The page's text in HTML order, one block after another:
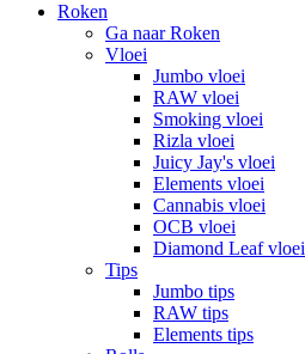
Roken
Ga naar Roken
Vloei
Jumbo vloei
RAW vloei
Smoking vloei
Rizla vloei
Juicy Jay's vloei
Elements vloei
Cannabis vloei
OCB vloei
Diamond Leaf vloei
Tips
Jumbo tips
RAW tips
Elements tips